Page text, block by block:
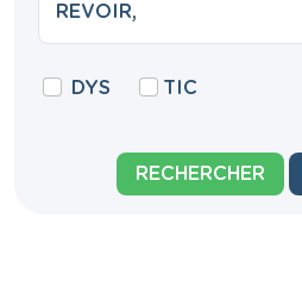
DYS TIC
RECHERCHER